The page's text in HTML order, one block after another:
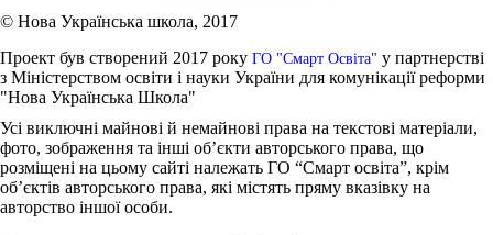
© Нова Українська школа, 2017
Проект був створений 2017 року ГО "Смарт Освіта" у партнерстві
з Міністерством освіти і науки України для комунікації реформи
"Нова Українська Школа"
Усі виключні майнові й немайнові права на текстові матеріали,
фото, зображення та інші об’єкти авторського права, що
розміщені на цьому сайті належать ГО “Смарт освіта”, крім
об’єктів авторського права, які містять пряму вказівку на
авторство іншої особи.